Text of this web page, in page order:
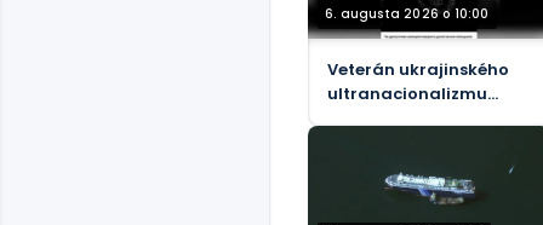
6. augusta 2026 o 10:00
Veterán ukrajinského
ultranacionalizmu